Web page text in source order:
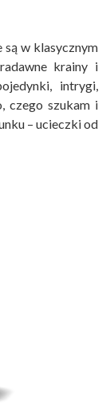
są w klasycznym
krainy i
intrygi,
czego szukam i
– ucieczki od